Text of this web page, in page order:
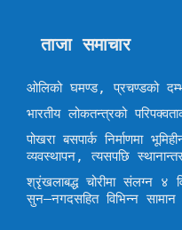
ताजा समाचार
ओलिको घमण्ड, प्रचण्डको
भारतीय लोकतन्त्रको
पोखरा बसपार्क निर्माणमा
व्यवस्थापन, त्यसपछि
श्रृंखलाबद्ध चोरीमा संलग्न ४
सुन–नगदसहित विभिन्न सामान